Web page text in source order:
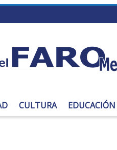
CULTURA EDUCACIÓN